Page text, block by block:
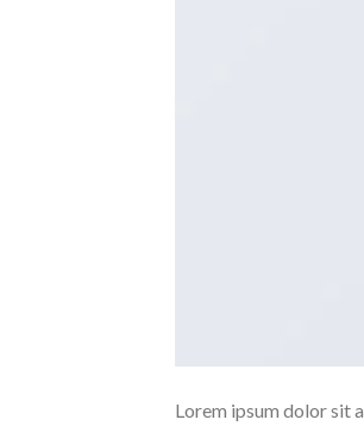
Lorem ipsum dolor sit